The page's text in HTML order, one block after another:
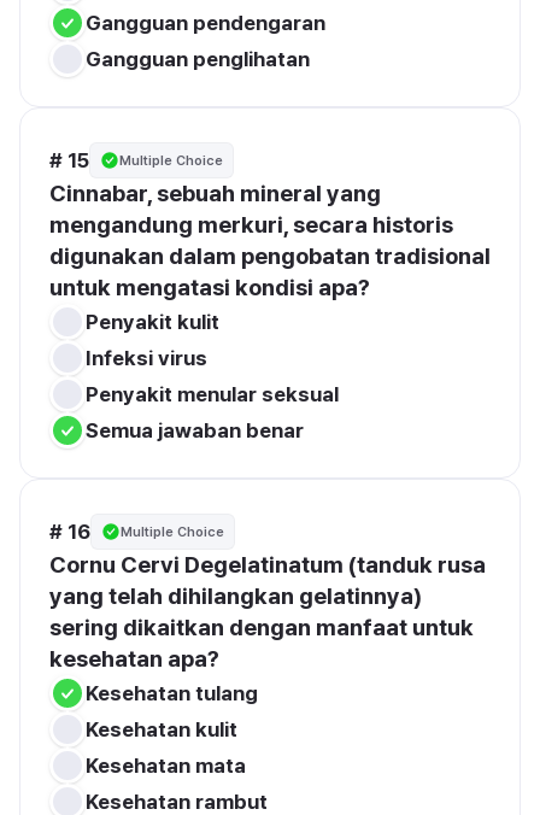
Gangguan pendengaran
Gangguan penglihatan
# 15 Multiple Choice
Cinnabar, sebuah mineral yang
mengandung merkuri, secara historis
digunakan dalam pengobatan tradisional
untuk mengatasi kondisi apa?
Penyakit kulit
Infeksi virus
Penyakit menular seksual
Semua jawaban benar
# 16 Multiple Choice
Cornu Cervi Degelatinatum (tanduk rusa
yang telah dihilangkan gelatinnya)
sering dikaitkan dengan manfaat untuk
kesehatan apa?
Kesehatan tulang
Kesehatan kulit
Kesehatan mata
Kesehatan rambut